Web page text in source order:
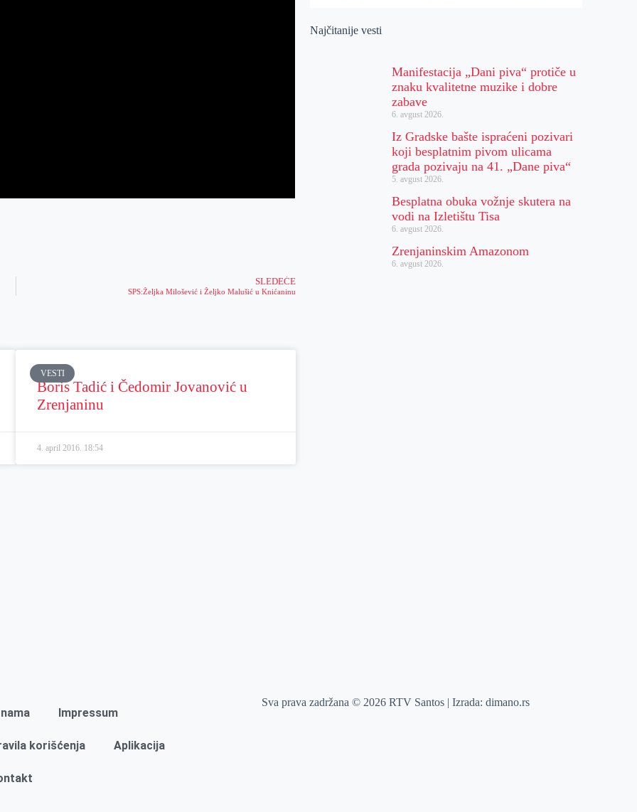
SLEDEĆE
SPS:Željka Milošević i Željko Malušić u Knićaninu
VESTI
Boris Tadić i Čedomir Jovanović u
Zrenjaninu
4. april 2016. 18:54
Najčitanije vesti
Manifestacija „Dani piva“ protiče u
znaku kvalitetne muzike i dobre
zabave
6. avgust 2026.
Iz Gradske bašte ispraćeni pozivari
koji besplatnim pivom ulicama
grada pozivaju na 41. „Dane piva“
5. avgust 2026.
Besplatna obuka vožnje skutera na
vodi na Izletištu Tisa
6. avgust 2026.
Zrenjaninskim Amazonom
6. avgust 2026.
Impressum
korišćenja Aplikacija
Sva prava zadržana © 2026 RTV Santos | Izrada:dimano.rs